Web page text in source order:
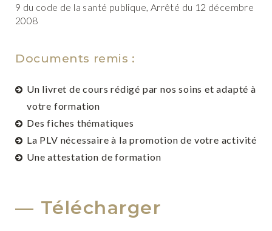
Créer une liste d'envies
9 du code de la santé publique, Arrêté du 12 décembre
2008
Documents remis :
Un livret de cours rédigé par nos soins et adapté à
votre formation
Des fiches thématiques
La PLV nécessaire à la promotion de votre activité
Une attestation de formation
Télécharger